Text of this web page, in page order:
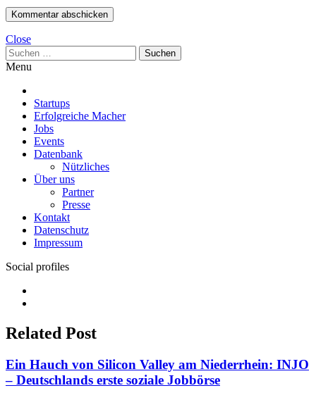
Close
Suchen
nach:
Menu
Startups
Erfolgreiche Macher
Jobs
Events
Datenbank
Nützliches
Über uns
Partner
Presse
Kontakt
Datenschutz
Impressum
Social profiles
Related Post
Ein Hauch von Silicon Valley am Niederrhein: INJO
– Deutschlands erste soziale Jobbörse